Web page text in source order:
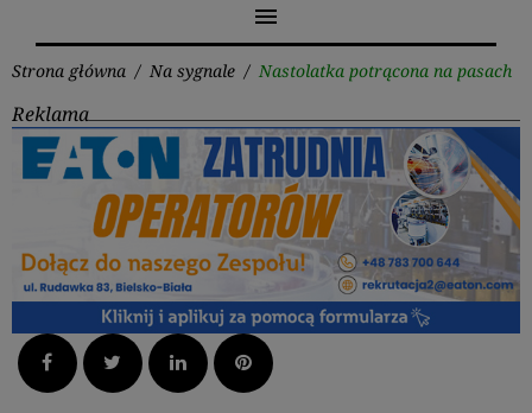
menu
Strona główna / Na sygnale / Nastolatka potrącona na pasach
Reklama
Facebook Twitter LinkedInPinterest